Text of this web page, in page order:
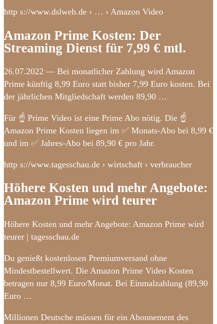
http s://www.dslweb.de › … › Amazon Video
Amazon Prime Kosten: Der
Streaming Dienst für 7,99 € mtl.
26.07.2022 — Bei monatlicher Zahlung wird Amazon
Prime künftig 8,99 Euro statt bisher 7,99 Euro kosten. Bei
der jährlichen Mitgliedschaft werden 89,90 …
Für ☝ Prime Video ist eine Prime Abo nötig. Die ☝
Amazon Prime Kosten liegen im ✅ Monats-Abo bei 8,99 €
und im ✅ Jahres-Abo bei 89,90 € pro Jahr.
http s://www.tagesschau.de › wirtschaft › verbraucher
Höhere Kosten und mehr Angebote:
Amazon Prime wird teurer
Höhere Kosten und mehr Angebote: Amazon Prime wird
teurer | tagesschau.de
Du genießt kostenlosen Premiumversand ohne
Mindestbestellwert. Die Amazon Prime Video Kosten
betragen nur 8,99 Euro/Monat. Bei Einmalzahlung (89,90
Euro …
Millionen Deutsche müssen für ein Abonnement des